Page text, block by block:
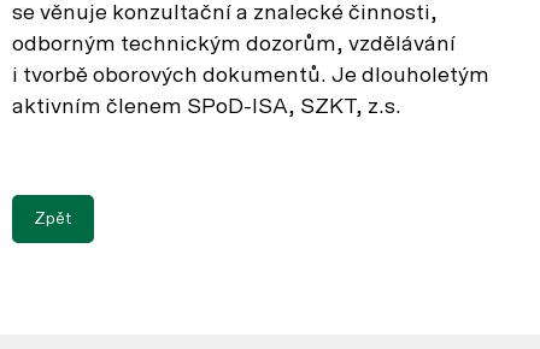
se věnuje konzultační a znalecké činnosti,
odborným technickým dozorům, vzdělávání
i tvorbě oborových dokumentů. Je dlouholetým
aktivním členem SPoD-ISA, SZKT, z.s.
Zpět